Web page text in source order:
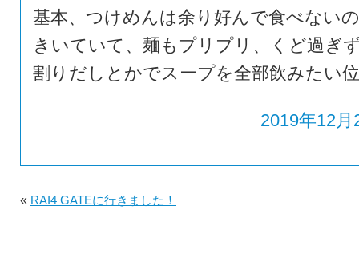
基本、つけめんは余り好んで食べない
きいていて、麺もプリプリ、くど過ぎ
割りだしとかでスープを全部飲みたい
2019年12
« RAI4 GATEに行きました！